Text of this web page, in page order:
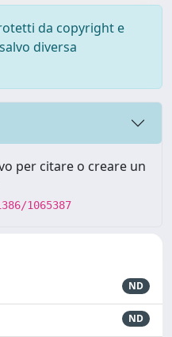
da copyright e
diversa
per citare o creare un
1065387
ND
ND